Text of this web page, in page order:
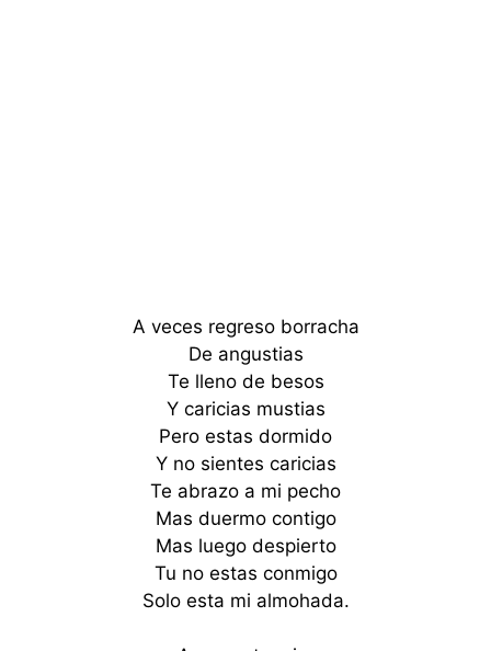
A veces regreso borracha
De angustias
Te lleno de besos
Y caricias mustias
Pero estas dormido
Y no sientes caricias
Te abrazo a mi pecho
Mas duermo contigo
Mas luego despierto
Tu no estas conmigo
Solo esta mi almohada.